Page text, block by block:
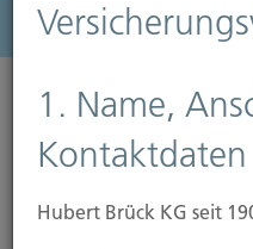
Menü
1. Name,
Kontaktdaten
Hubert Brück KG seit